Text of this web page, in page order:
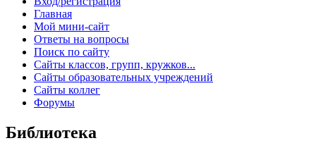
Главная
Мой мини-сайт
Ответы на вопросы
Поиск по сайту
Сайты классов, групп, кружков...
Сайты образовательных учреждений
Сайты коллег
Форумы
Библиотека